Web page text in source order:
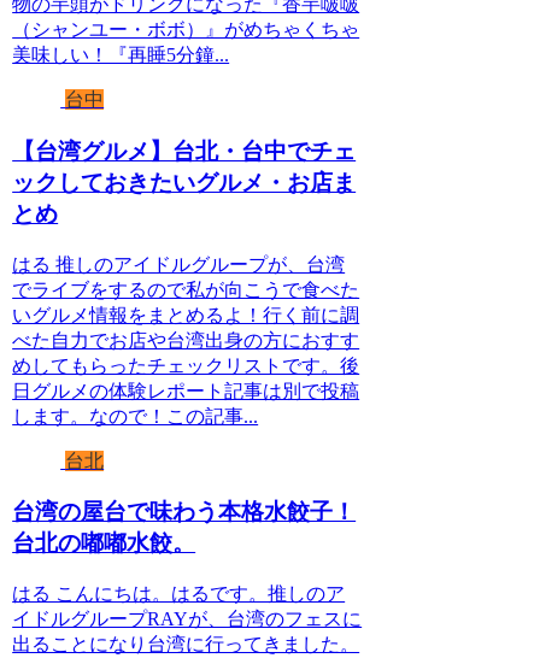
物の芋頭がドリンクになった『香芋啵啵
（シャンユー・ボボ）』がめちゃくちゃ
美味しい！『再睡5分鐘...
台中
【台湾グルメ】台北・台中でチェ
ックしておきたいグルメ・お店ま
とめ
はる 推しのアイドルグループが、台湾
でライブをするので私が向こうで食べた
いグルメ情報をまとめるよ！行く前に調
べた自力でお店や台湾出身の方におすす
めしてもらったチェックリストです。後
日グルメの体験レポート記事は別で投稿
します。なので！この記事...
台北
台湾の屋台で味わう本格水餃子！
台北の嘟嘟水餃。
はる こんにちは。はるです。推しのア
イドルグループRAYが、台湾のフェスに
出ることになり台湾に行ってきました。